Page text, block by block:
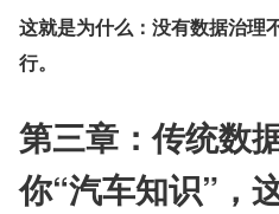
这就是为什么：没有数据治理
行。
第三章：传统数
你“汽车知识”，